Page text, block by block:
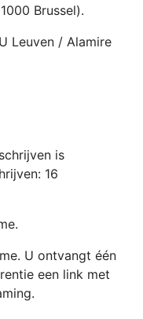
Brussel).
Leuven / Alamire
is
16
U ontvangt één
een link met